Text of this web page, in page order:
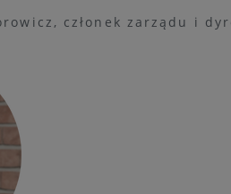
członek zarządu i